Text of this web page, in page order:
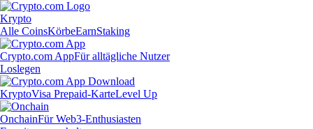
Krypto
Alle CoinsKörbeEarnStaking
Crypto.com AppFür alltägliche Nutzer
Loslegen
KryptoVisa Prepaid-KarteLevel Up
OnchainFür Web3-Enthusiasten